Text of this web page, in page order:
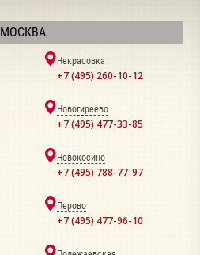
МОСКВА
Некрасовка
+7 (495) 260-10-12
Новогиреево
+7 (495) 477-33-85
Новокосино
+7 (495) 788-77-97
Перово
+7 (495) 477-96-10